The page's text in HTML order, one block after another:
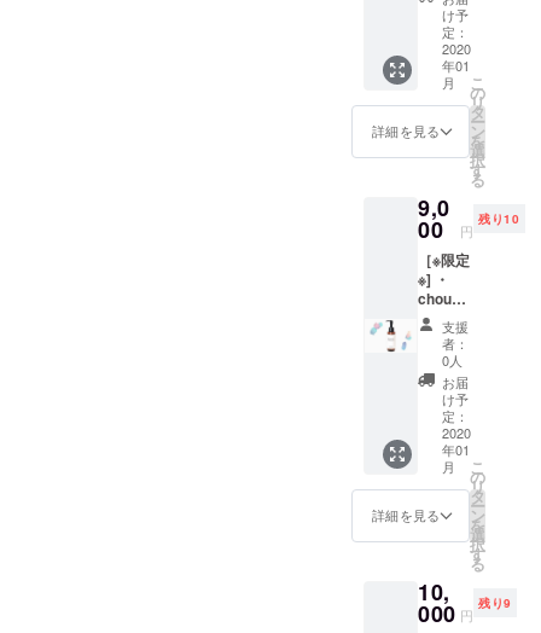
している。
届きま
す。
（1/1〜
1/3を除
く） ご
都合の
よい日
時、お
話番号
を備考
欄にご
記入く
ださ
い。 (担
当者の
指名は
できま
せん
が、女
性スタ
イリス
ト希望
の方は
備考欄
にご記
宅用に
〈REST
しま
す。送
料込
み。 ・
chouett
e監修
〈美容
師によ
る湯
の手引
き／冊
子6P〉
もお付
けしま
す。快
適な湯
シャン
のやり
方、効
果や目
的、工
夫の仕
方まで
実体験
を踏ま
えてま
chouett
eから感
け予
定：
2020
年01
月
詳細を見る
こ
の
リ
タ
ー
ン
を
選
択
す
る
9,0
00 円
残り10
［※限定
※] ・
chouett
eにて湯
シャン
のやり
方レク
チャー
と実際
〈REST
AURER
〉を
使った
湯シャ
ン(ブ
き)とク
イック
ヘッド
支援
者：
0人
お届
け予
定：
2020
年01
月
詳細を見る
こ
の
リ
タ
ー
ン
を
選
択
す
る
10,
000 円
残り9